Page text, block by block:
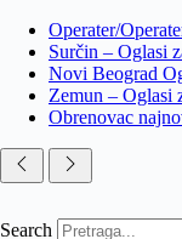
Operater/
Surčin – Oglasi
Novi Beograd
Zemun – Oglasi
Obrenovac
Search